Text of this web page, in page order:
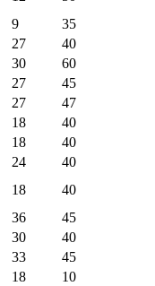
9
35
27
40
30
60
27
45
27
47
18
40
18
40
24
40
18
40
36
45
30
40
33
45
18
10